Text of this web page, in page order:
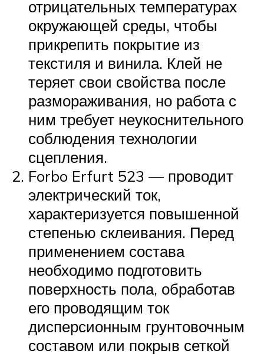
отрицательных температурах
окружающей среды, чтобы
прикрепить покрытие из
текстиля и винила. Клей не
теряет свои свойства после
размораживания, но работа с
ним требует неукоснительного
соблюдения технологии
сцепления.
Forbo Erfurt 523 — проводит
электрический ток,
характеризуется повышенной
степенью склеивания. Перед
применением состава
необходимо подготовить
поверхность пола, обработав
его проводящим ток
дисперсионным грунтовочным
составом или покрыв сеткой